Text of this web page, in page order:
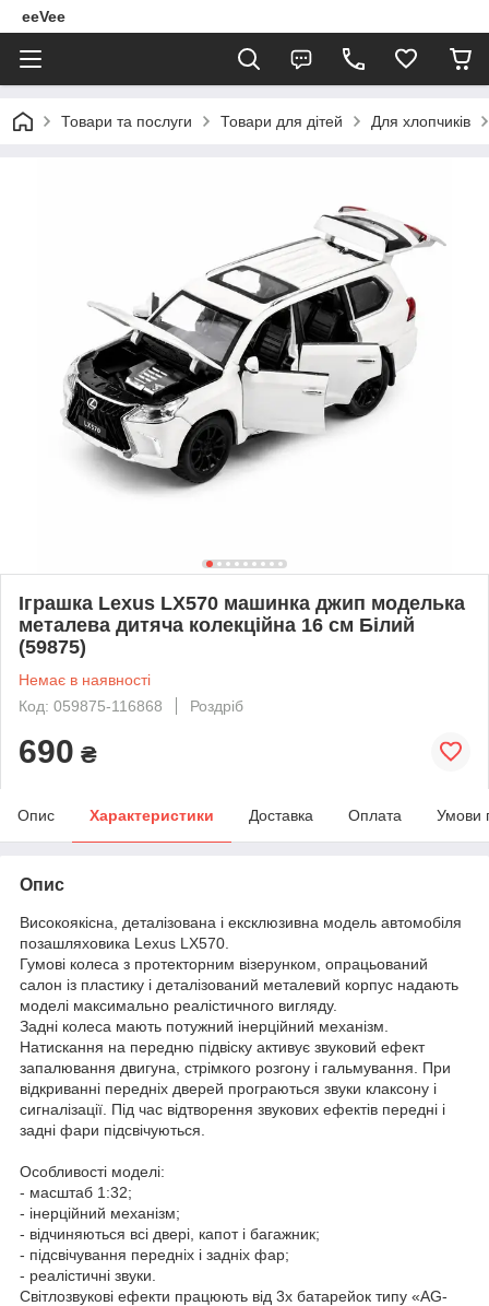
eeVee
Товари та послуги Товари для дітей Для хлопчиків
Іграшка Lexus LX570 машинка джип моделька
металева дитяча колекційна 16 см Білий
(59875)
Немає в наявності
Код: 059875-116868
Роздріб
690 ₴
Опис Характеристики Доставка Оплата Умови
Опис
Високоякісна, деталізована і ексклюзивна модель автомобіля
позашляховика Lexus LX570.
Гумові колеса з протекторним візерунком, опрацьований
салон із пластику і деталізований металевий корпус надають
моделі максимально реалістичного вигляду.
Задні колеса мають потужний інерційний механізм.
Натискання на передню підвіску активує звуковий ефект
запалювання двигуна, стрімкого розгону і гальмування. При
відкриванні передніх дверей програються звуки клаксону і
сигналізації. Під час відтворення звукових ефектів передні і
задні фари підсвічуються.
Особливості моделі:
- масштаб 1:32;
- інерційний механізм;
- відчиняються всі двері, капот і багажник;
- підсвічування передніх і задніх фар;
- реалістичні звуки.
Світлозвукові ефекти працюють від 3х батарейок типу «AG-